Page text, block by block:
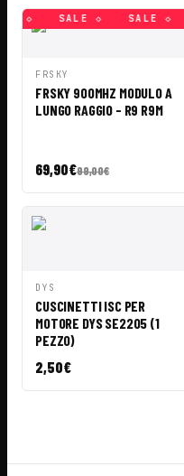
◇ SALE ◇ SALE ◇
VISTA
FRSKY
FRSKY 900MHZ MODULO A
LUNGO RAGGIO - R9 R9M
69,90€99,00€
VISTA
DYS
CUSCINETTI ISC PER
MOTORE DYS SE2205 (1
PEZZO)
2,50€
SALE ◇